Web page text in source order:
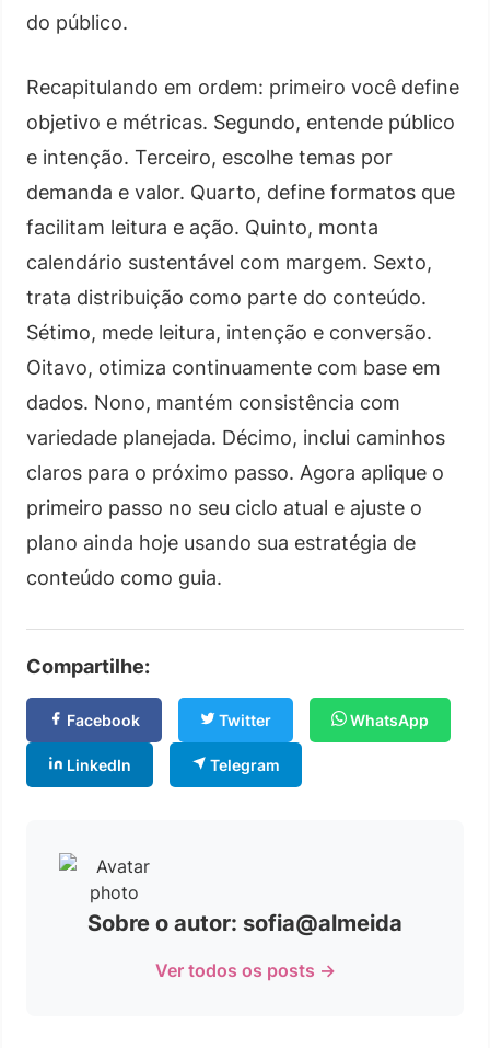
do público.
Recapitulando em ordem: primeiro você define
objetivo e métricas. Segundo, entende público
e intenção. Terceiro, escolhe temas por
demanda e valor. Quarto, define formatos que
facilitam leitura e ação. Quinto, monta
calendário sustentável com margem. Sexto,
trata distribuição como parte do conteúdo.
Sétimo, mede leitura, intenção e conversão.
Oitavo, otimiza continuamente com base em
dados. Nono, mantém consistência com
variedade planejada. Décimo, inclui caminhos
claros para o próximo passo. Agora aplique o
primeiro passo no seu ciclo atual e ajuste o
plano ainda hoje usando sua estratégia de
conteúdo como guia.
Compartilhe:
Facebook Twitter WhatsApp
LinkedIn Telegram
Sobre o autor: sofia@almeida
Ver todos os posts →